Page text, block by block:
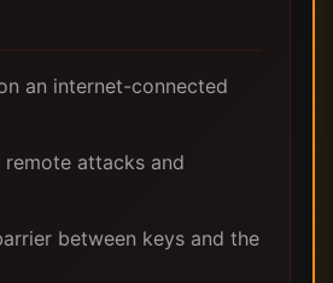
an internet-connected
attacks and
between keys and the